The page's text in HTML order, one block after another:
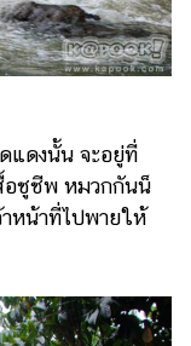
ดงนั้น จะอยู่ที่
อชูชีพ หมวกกันน็
หน้าที่ไปพายให้